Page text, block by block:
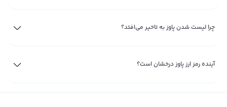
چرا لیست شدن پاوز به تاخیر می‌افتد؟
آینده رمز ارز پاوز درخشان است؟